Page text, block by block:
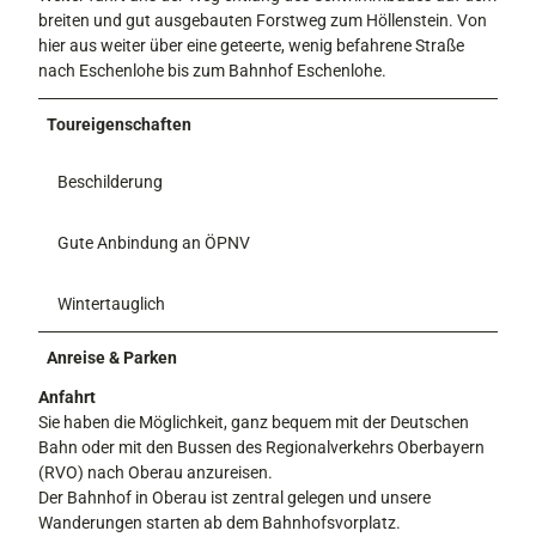
breiten und gut ausgebauten Forstweg zum Höllenstein. Von
hier aus weiter über eine geteerte, wenig befahrene Straße
nach Eschenlohe bis zum Bahnhof Eschenlohe.
Toureigenschaften
Beschilderung
Gute Anbindung an ÖPNV
Wintertauglich
Anreise & Parken
Anfahrt
Sie haben die Möglichkeit, ganz bequem mit der Deutschen
Bahn oder mit den Bussen des Regionalverkehrs Oberbayern
(RVO) nach Oberau anzureisen.
Der Bahnhof in Oberau ist zentral gelegen und unsere
Wanderungen starten ab dem Bahnhofsvorplatz.